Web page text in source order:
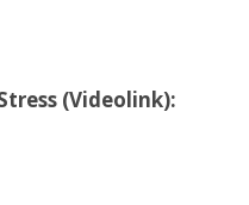
(Videolink):